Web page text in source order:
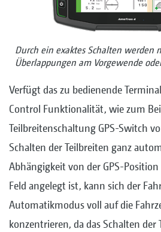
Durch ein exaktes Schalten werden
Überlappungen am Vorgewende
Verfügt das zu bedienende
Control Funktionalität, wie zum
Teilbreitenschaltung GPS-Switch
Schalten der Teilbreiten ganz
Abhängigkeit von der GPS-
Feld angelegt ist, kann sich der
Automatikmodus voll auf die
konzentrieren, da das Schalten der